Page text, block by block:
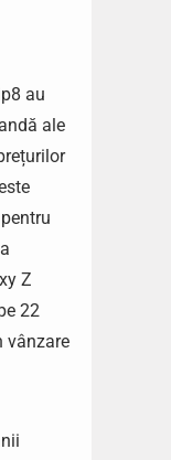
au
ale
Z
22
vânzare